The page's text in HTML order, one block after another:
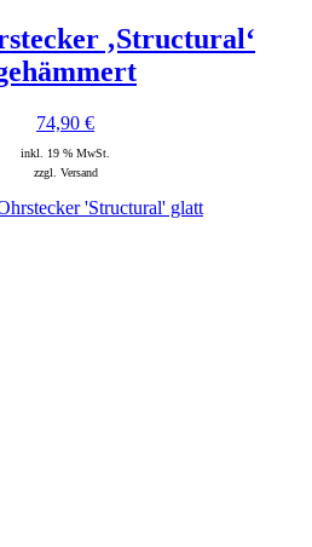
‚Structural‘
74,90 €
inkl. 19 % MwSt.
zzgl. Versand